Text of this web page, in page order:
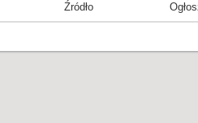
Źródło